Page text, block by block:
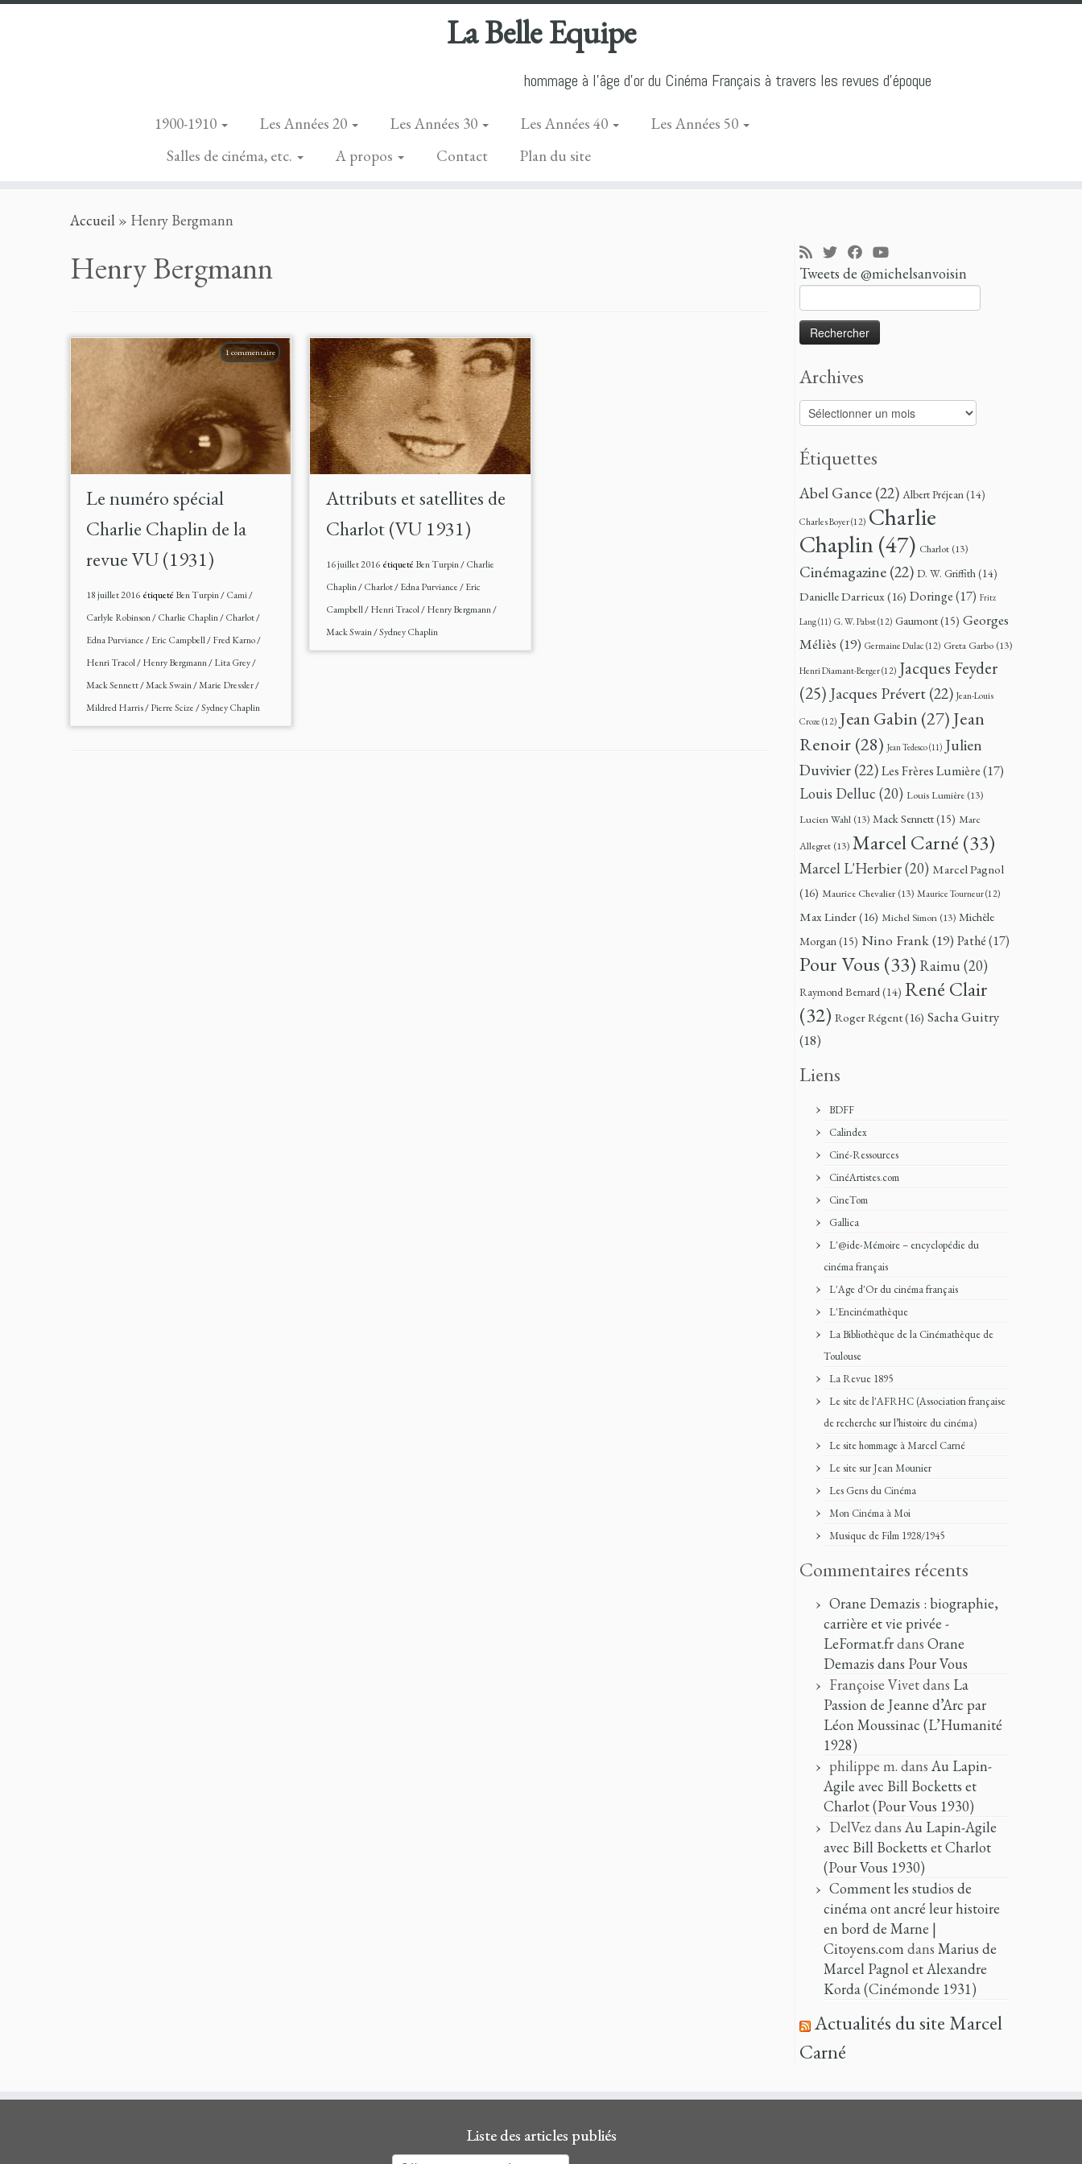
La Belle Equipe
hommage à l'âge d'or du Cinéma Français à travers les revues d'époque
1900-1910 Les Années 20 Les Années 30 Les Années 40
Les Années 50
Salles de cinéma, etc.
A propos Contact Plan du site
Accueil » Henry Bergmann
Henry Bergmann
1 commentaire
Le numéro spécial
Charlie Chaplin de la
revue VU (1931)
18 juillet 2016 étiqueté Ben Turpin/Cami/
Carlyle Robinson/Charlie Chaplin/Charlot/
Edna Purviance/Eric Campbell/Fred Karno/
Henri Tracol/Henry Bergmann/Lita Grey/
Mack Sennett/Mack Swain/Marie Dressler/
Mildred Harris/Pierre Scize/Sydney Chaplin
Attributs et satellites de
Charlot (VU 1931)
16 juillet 2016étiqueté Ben Turpin/Charlie
Chaplin/Charlot/Edna Purviance/Eric
Campbell/Henri Tracol/Henry Bergmann/
Mack Swain/Sydney Chaplin
Tweets de @michelsanvoisin
Archives
Archives
Étiquettes
Abel Gance(22) Albert Préjean(14)
Charles Boyer(12) Charlie
Chaplin(47) Charlot (13)
Cinémagazine(22) D. W. Griffith(14)
Danielle Darrieux(16) Doringe(17) Fritz
Lang(11) G. W. Pabst(12) Gaumont(15) Georges
Méliès (19) Germaine Dulac (12) Greta Garbo (13)
Henri Diamant-Berger(12) Jacques Feyder
(25) Jacques Prévert(22) Jean-Louis
Croze (12) Jean Gabin (27) Jean
Renoir (28) Jean Tedesco(11) Julien
Duvivier(22)Les Frères Lumière(17)
Louis Delluc (20) Louis Lumière (13)
Lucien Wahl (13) Mack Sennett(15) Marc
Allegret (13) Marcel Carné (33)
Marcel L'Herbier(20) Marcel Pagnol
(16) Maurice Chevalier (13) Maurice Tourneur(12)
Max Linder(16) Michel Simon (13) Michèle
Morgan(15) Nino Frank(19) Pathé(17)
Pour Vous (33) Raimu(20)
Raymond Bernard(14) René Clair
(32) Roger Régent(16) Sacha Guitry
(18)
Liens
BDFF
Calindex
Ciné-Ressources
CinéArtistes.com
CineTom
Gallica
L'@ide-Mémoire – encyclopédie du
cinéma français
L'Age d'Or du cinéma français
L'Encinémathèque
La Bibliothèque de la Cinémathèque de
Toulouse
La Revue 1895
Le site de l'AFRHC (Association française
de recherche sur l’histoire du cinéma)
Le site hommage à Marcel Carné
Le site sur Jean Mounier
Les Gens du Cinéma
Mon Cinéma à Moi
Musique de Film 1928/1945
Commentaires récents
Orane Demazis : biographie,
carrière et vie privée -
LeFormat.frdans Orane
Demazis dans Pour Vous
Françoise Vivetdans La
Passion de Jeanne d’Arc par
Léon Moussinac (L’Humanité
1928)
philippe m. dans Au Lapin-
Agile avec Bill Bocketts et
Charlot (Pour Vous 1930)
DelVezdans Au Lapin-Agile
avec Bill Bocketts et Charlot
(Pour Vous 1930)
Comment les studios de
cinéma ont ancré leur histoire
en bord de Marne |
Citoyens.comdans Marius de
Marcel Pagnol et Alexandre
Korda (Cinémonde 1931)
Actualités du site Marcel
Carné
Liste des articles publiés